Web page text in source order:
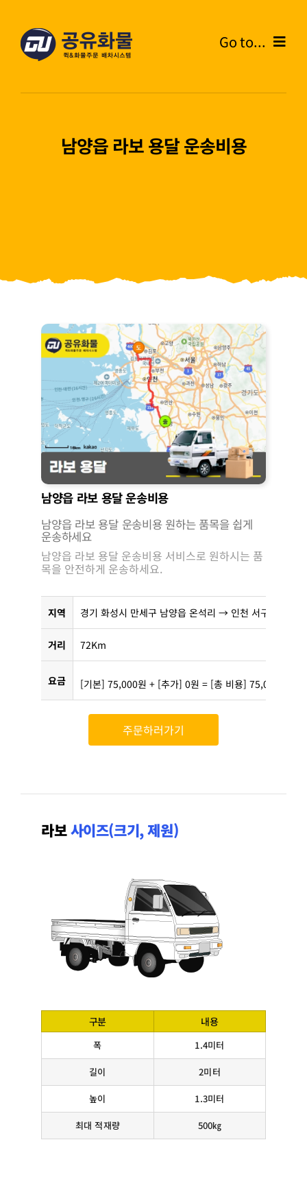
Go to...
블로그
남양읍 라보 용달 운송비용
남양읍 라보 용달 운송비용
남양읍 라보 용달 운송비용 원하는 품목을 쉽게
운송하세요
남양읍 라보 용달 운송비용 서비스로 원하시는 품
목을 안전하게 운송하세요.
지역 경기 화성시 만세구 남양읍 온석리 → 인천 서구 마전동
거리 72Km
요금 [기본] 75,000원 + [추가] 0원 = [총 비용] 75,000원
주문하러가기
라보사이즈(크기, 제원)
구분 내용
폭 1.4미터
길이 2미터
높이 1.3미터
최대 적재량 500㎏